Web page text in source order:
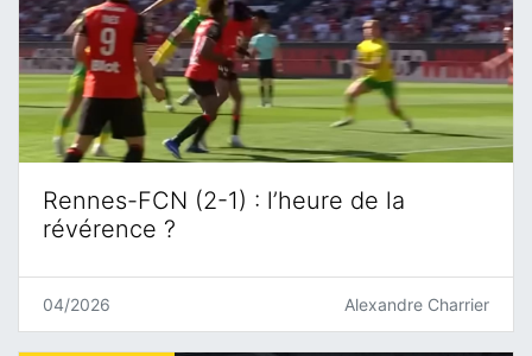
Rennes-FCN (2-1) : l’heure de la
révérence ?
04/2026 Alexandre Charrier